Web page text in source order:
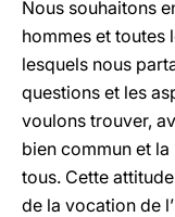
Nous souhaitons
hommes et toutes
lesquels nous
questions et les
voulons trouver,
bien commun et
tous. Cette
de la vocation de